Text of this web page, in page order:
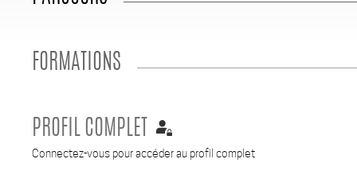
FORMATIONS
PROFIL COMPLET
Connectez-vous pour accéder au profil complet